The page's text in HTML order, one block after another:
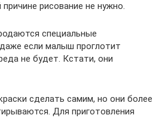
рисование не нужно.
специальные
если малыш проглотит
не будет. Кстати, они
сделать самим, но они более
Для приготовления